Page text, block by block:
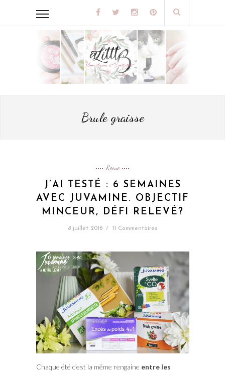
Brule graisse
Revue
J’AI TESTÉ : 6 SEMAINES
AVEC JUVAMINE. OBJECTIF
MINCEUR, DÉFI RELEVÉ?
8 juillet 2016 / 11 Commentaires
Chaque été c’est la même rengaine entre les